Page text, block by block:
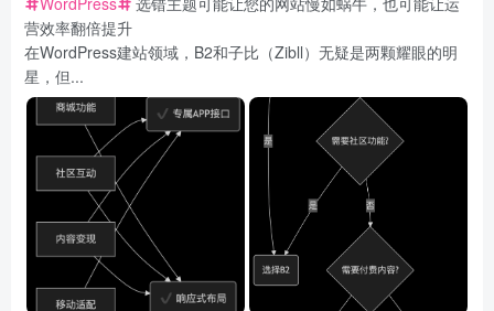
营效率翻倍提升
在WordPress建站领域，B2和子比（Zibll）无疑是两颗耀眼的明
星，但...